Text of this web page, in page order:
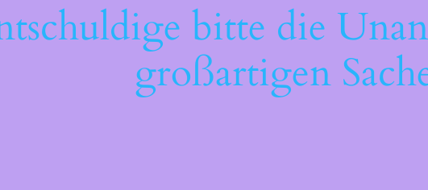
bitte die
großartigen